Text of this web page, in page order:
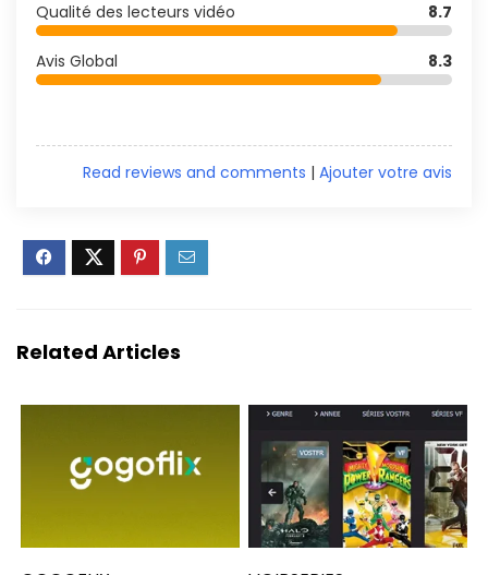
Qualité des lecteurs vidéo 8.7
Avis Global 8.3
Ajouter votre avis
|
Read reviews and comments
Related Articles